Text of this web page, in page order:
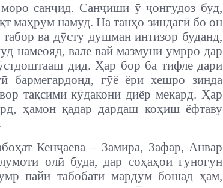
санҷид. Санҷиши ӯ ҷонгудоз буд,
маҳрум намуд. На танҳо зиндагӣ бо он
ва дӯсту душман интизор буданд,
намеояд, вале вай мазмуни умрро дар
дид. Ҳар бор ба тифле дари
бармегардонд, гӯё ёри хешро зинда
тақсими кӯдакони диёр мекард. Ҳар
ҳамон қадар дардаш коҳиш ёфтаву
Кенҷаева – Замира, Зафар, Анвар
олӣ буда, дар соҳаҳои гуногун
пайи табобати мардум бошад ҳам,